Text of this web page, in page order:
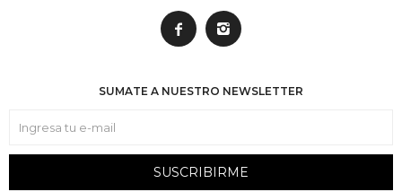
 
SUMATE A NUESTRO NEWSLETTER
SUSCRIBIRME